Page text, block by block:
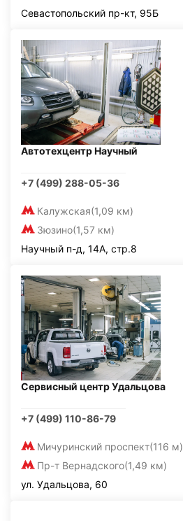
Севастопольский пр-кт, 95Б
Автотехцентр Научный
+7 (499) 288-05-36
Калужская(1,09 км)
Зюзино(1,57 км)
Научный п-д, 14А, стр.8
Сервисный центр Удальцова
+7 (499) 110-86-79
Мичуринский проспект(116 м)
Пр-т Вернадского(1,49 км)
ул. Удальцова, 60